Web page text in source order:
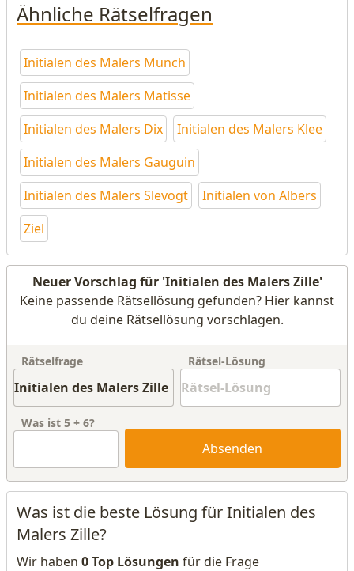
Ähnliche Rätselfragen
Initialen des Malers Munch
Initialen des Malers Matisse
Initialen des Malers Dix
Initialen des Malers Klee
Initialen des Malers Gauguin
Initialen des Malers Slevogt
Initialen von Albers
Ziel
Neuer Vorschlag für 'Initialen des Malers Zille'
Keine passende Rätsellösung gefunden? Hier kannst
du deine Rätsellösung vorschlagen.
Rätselfrage Rätsel-Lösung
Was ist 5 + 6?
Absenden
Was ist die beste Lösung für Initialen des
Malers Zille?
Wir haben 0 Top Lösungen für die Frage